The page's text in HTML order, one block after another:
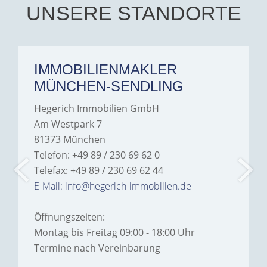
UNSERE STANDORTE
IMMOBILIENMAKLER
MÜNCHEN-SENDLING
Hegerich Immobilien GmbH
Am Westpark 7
81373 München
Telefon: +49 89 / 230 69 62 0
Telefax: +49 89 / 230 69 62 44
E-Mail: info@hegerich-immobilien.de
Öffnungszeiten:
Montag bis Freitag 09:00 - 18:00 Uhr
Termine nach Vereinbarung